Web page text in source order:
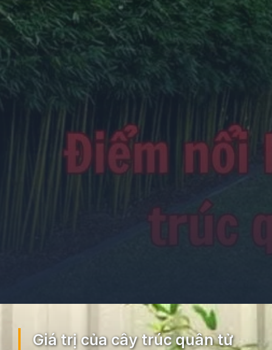
https://ocopaz.vn/truc-quan-tu-260
Giá trị của cây trúc quân tử